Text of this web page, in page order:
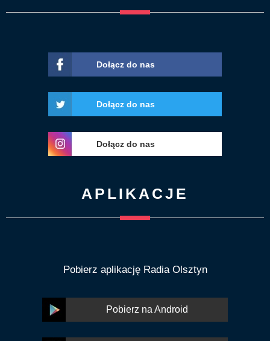
Dołącz do nas
Dołącz do nas
Dołącz do nas
APLIKACJE
Pobierz aplikację Radia Olsztyn
Pobierz na Android